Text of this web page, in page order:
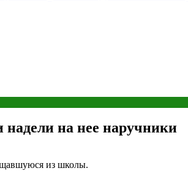
на нее наручники
из школы.